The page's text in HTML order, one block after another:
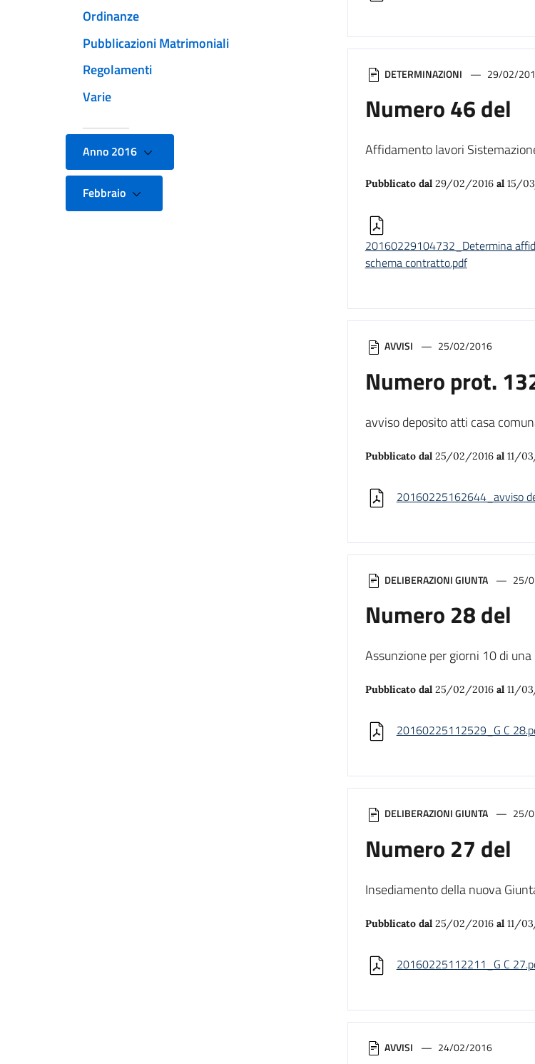
Ordinanze
Pubblicazioni Matrimoniali
Regolamenti
Varie
Anno 2016
Febbraio
DETERMINAZIONI 29/02/
Numero 46 del
Affidamento lavori
Pubblicato dal 29/02/2016 al15/
20160229104732_Determina
schema contratto.pdf
AVVISI 25/02/2016
Numero prot.
avviso deposito atti casa
Pubblicato dal 25/02/2016 al11/
20160225162644_avviso
DELIBERAZIONI GIUNTA 25/
Numero 28 del
Assunzione per giorni 10 di
Pubblicato dal 25/02/2016 al11/
20160225112529_G C
DELIBERAZIONI GIUNTA 25/
Numero 27 del
Insediamento della nuova
Pubblicato dal 25/02/2016 al11/
20160225112211_G C
AVVISI 24/02/2016